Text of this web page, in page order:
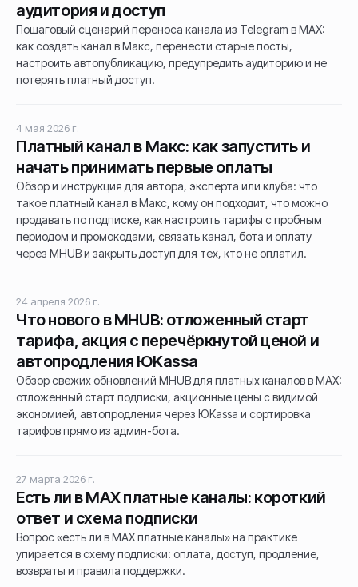
аудитория и доступ
Пошаговый сценарий переноса канала из Telegram в MAX:
как создать канал в Макс, перенести старые посты,
настроить автопубликацию, предупредить аудиторию и не
потерять платный доступ.
4 мая 2026 г.
Платный канал в Макс: как запустить и
начать принимать первые оплаты
Обзор и инструкция для автора, эксперта или клуба: что
такое платный канал в Макс, кому он подходит, что можно
продавать по подписке, как настроить тарифы с пробным
периодом и промокодами, связать канал, бота и оплату
через MHUB и закрыть доступ для тех, кто не оплатил.
24 апреля 2026 г.
Что нового в MHUB: отложенный старт
тарифа, акция с перечёркнутой ценой и
автопродления ЮKassa
Обзор свежих обновлений MHUB для платных каналов в MAX:
отложенный старт подписки, акционные цены с видимой
экономией, автопродления через ЮKassa и сортировка
тарифов прямо из админ-бота.
27 марта 2026 г.
Есть ли в MAX платные каналы: короткий
ответ и схема подписки
Вопрос «есть ли в MAX платные каналы» на практике
упирается в схему подписки: оплата, доступ, продление,
возвраты и правила поддержки.